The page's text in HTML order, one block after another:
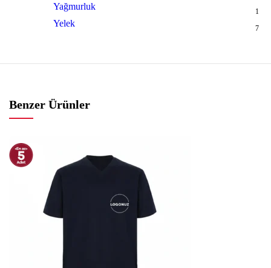
Yağmurluk 1
Yelek 7
Benzer Ürünler